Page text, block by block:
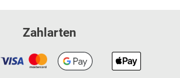
Zahlarten